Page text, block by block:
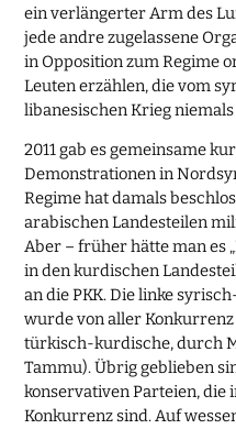
ein verlängerter Arm des
jede andre zugelassene
in Opposition zum Regime
Leuten erzählen, die vom
libanesischen Krieg
2011 gab es gemeinsame
Demonstrationen in
Regime hat damals
arabischen Landesteilen
Aber – früher hätte man es
in den kurdischen
an die PKK. Die linke
wurde von aller
türkisch-kurdische, durch
Tammu). Übrig geblieben
konservativen Parteien, die
Konkurrenz sind. Auf